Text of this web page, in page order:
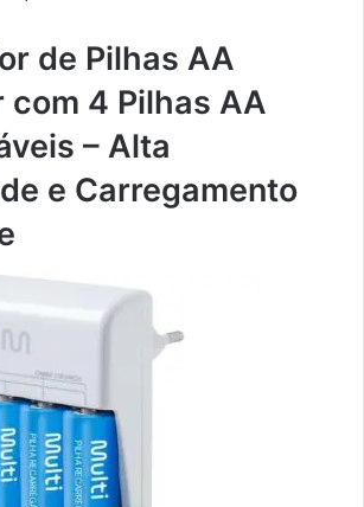
de Pilhas AA
com 4 Pilhas AA
– Alta
e Carregamento